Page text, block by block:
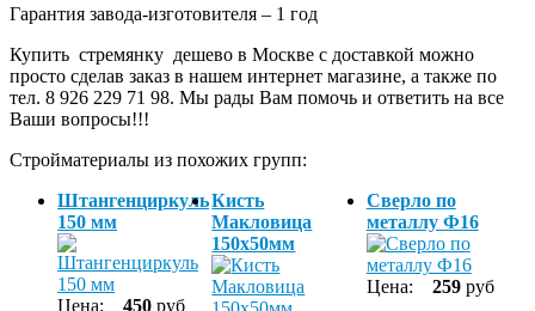
Гарантия завода-изготовителя – 1 год
Купить стремянку дешево в Москве с доставкой можно
просто сделав заказ в нашем интернет магазине, а также по
тел. 8 926 229 71 98. Мы рады Вам помочь и ответить на все
Ваши вопросы!!!
Стройматериалы из похожих групп:
Штангенциркуль
150 мм
Цена: 450 руб
Кисть
Макловица
150х50мм
Сверло по
металлу Ф16
Цена: 259руб